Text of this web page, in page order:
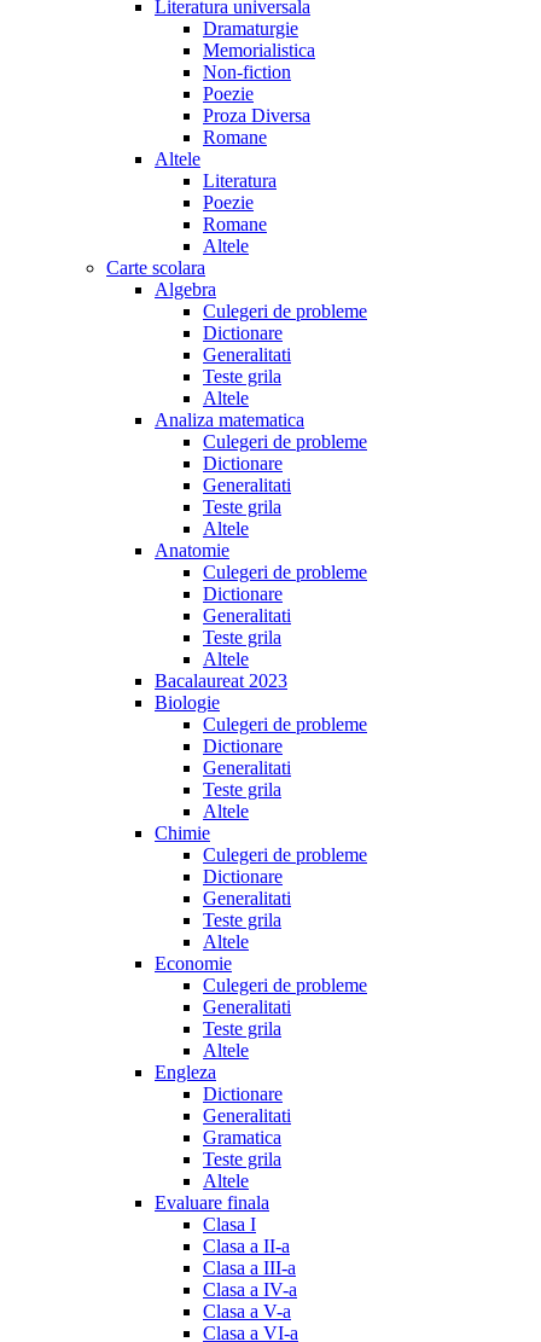
Literatura universala
Dramaturgie
Memorialistica
Non-fiction
Poezie
Proza Diversa
Romane
Altele
Literatura
Poezie
Romane
Altele
Carte scolara
Algebra
Culegeri de probleme
Dictionare
Generalitati
Teste grila
Altele
Analiza matematica
Culegeri de probleme
Dictionare
Generalitati
Teste grila
Altele
Anatomie
Culegeri de probleme
Dictionare
Generalitati
Teste grila
Altele
Bacalaureat 2023
Biologie
Culegeri de probleme
Dictionare
Generalitati
Teste grila
Altele
Chimie
Culegeri de probleme
Dictionare
Generalitati
Teste grila
Altele
Economie
Culegeri de probleme
Generalitati
Teste grila
Altele
Engleza
Dictionare
Generalitati
Gramatica
Teste grila
Altele
Evaluare finala
Clasa I
Clasa a II-a
Clasa a III-a
Clasa a IV-a
Clasa a V-a
Clasa a VI-a